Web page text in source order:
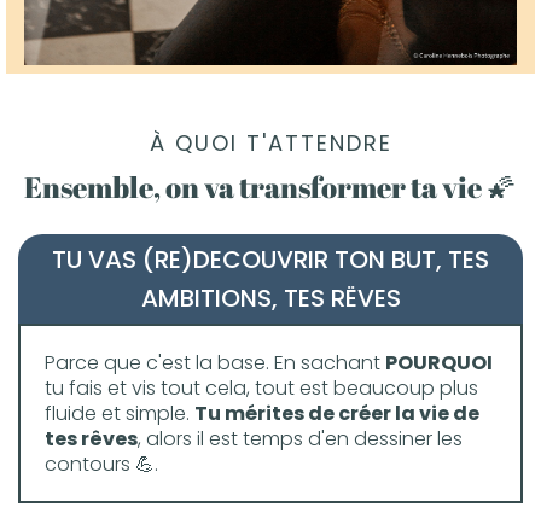
À QUOI T'ATTENDRE
Ensemble, on va transformer ta vie 🌠
TU VAS (RE)DECOUVRIR TON BUT, TES
AMBITIONS, TES RËVES
Parce que c'est la base. En sachant POURQUOI
tu fais et vis tout cela, tout est beaucoup plus
fluide et simple. Tu mérites de créer la vie de
tes rêves, alors il est temps d'en dessiner les
contours 💪.